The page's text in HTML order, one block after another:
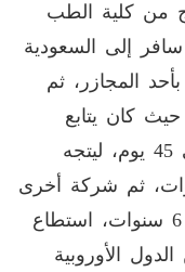
من كلية الطب
جامعة أسيوط عام 1982، سافر إلى السعودية
المجازر، ثم
كان يتابع
عملية تربية الكتكوت عمر يوم حتى 45 يوم، ليتجه
شركة أدوية لمدة 3 سنوات، ثم شركة أخرى
أمريكية في ذات المجال لأكثر من 6 سنوات، استطاع
الأوروبية